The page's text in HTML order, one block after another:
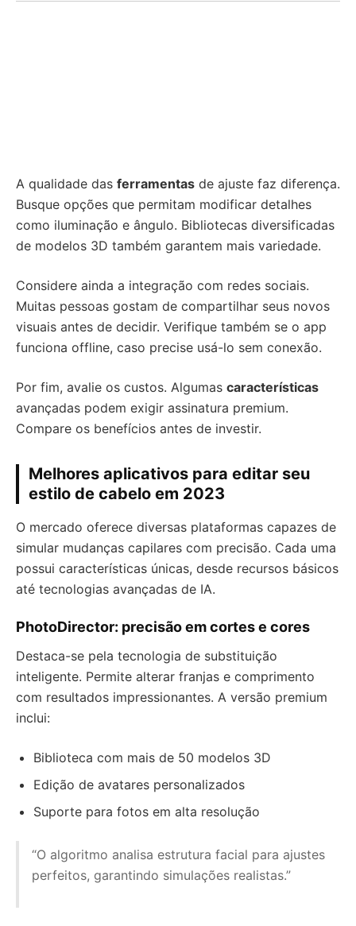
A qualidade das ferramentas de ajuste faz diferença.
Busque opções que permitam modificar detalhes
como iluminação e ângulo. Bibliotecas diversificadas
de modelos 3D também garantem mais variedade.
Considere ainda a integração com redes sociais.
Muitas pessoas gostam de compartilhar seus novos
visuais antes de decidir. Verifique também se o app
funciona offline, caso precise usá-lo sem conexão.
Por fim, avalie os custos. Algumas características
avançadas podem exigir assinatura premium.
Compare os benefícios antes de investir.
Melhores aplicativos para editar seu
estilo de cabelo em 2023
O mercado oferece diversas plataformas capazes de
simular mudanças capilares com precisão. Cada uma
possui características únicas, desde recursos básicos
até tecnologias avançadas de IA.
PhotoDirector: precisão em cortes e cores
Destaca-se pela tecnologia de substituição
inteligente. Permite alterar franjas e comprimento
com resultados impressionantes. A versão premium
inclui:
Biblioteca com mais de 50 modelos 3D
Edição de avatares personalizados
Suporte para fotos em alta resolução
“O algoritmo analisa estrutura facial para ajustes
perfeitos, garantindo simulações realistas.”